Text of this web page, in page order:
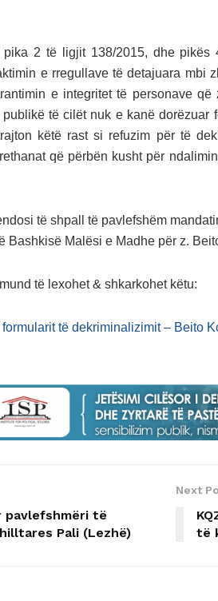
2 të ligjit 138/2015, dhe
e rregullave të detajuara mbi
e integritet të personave
publikë të cilët nuk e kanë dorëzuar
këtë rast si refuzim për të
që përbën kusht për
të shpall të pavlefshëm
Bashkisë Malësi e Madhe për z.
të lexohet & shkarkohet këtu:
të dekriminalizimit – Beito
pavlefshmëri të
Pali (Lezhë)
Next
të